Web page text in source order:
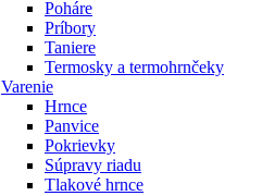
Poháre
Príbory
Taniere
Termosky a termohrnčeky
Varenie
Hrnce
Panvice
Pokrievky
Súpravy riadu
Tlakové hrnce